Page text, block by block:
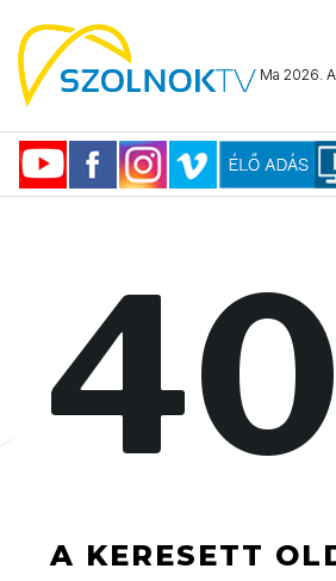
Ma 2026.
A KERESETT